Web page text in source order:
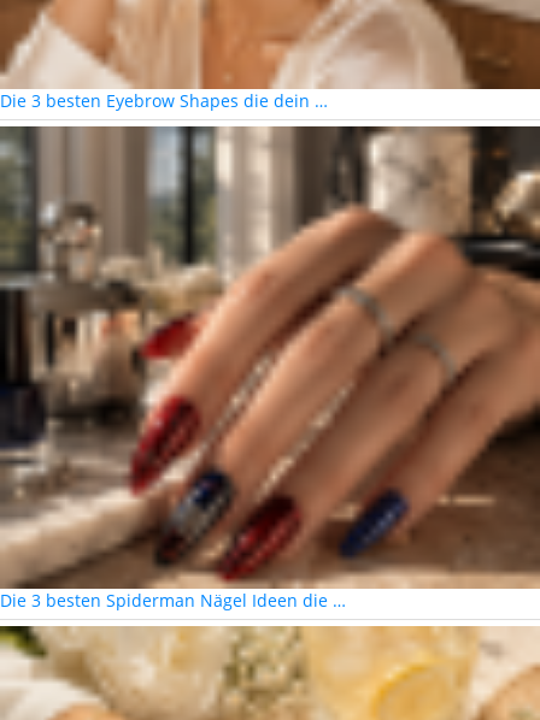
Die 3 besten Eyebrow Shapes die dein …
Die 3 besten Spiderman Nägel Ideen die …